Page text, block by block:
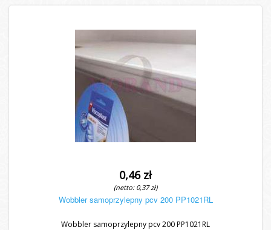
0,46 zł
(netto: 0,37 zł)
Wobbler samoprzylepny pcv 200 PP1021RL
Wobbler samoprzylepny pcv 200 PP1021RL